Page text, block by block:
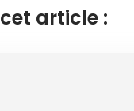
article :